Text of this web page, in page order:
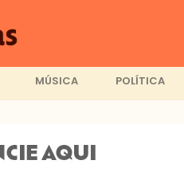
MÚSICA POLÍTICA